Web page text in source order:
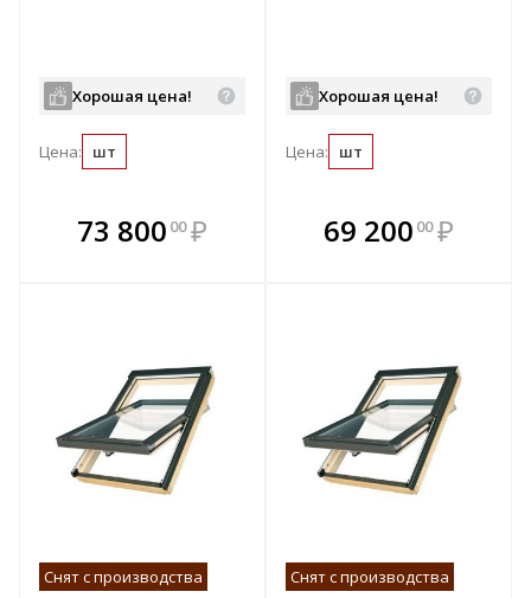
Хорошая цена!
Цена: шт
73 800 00 ₽
В комплекте
всегда выгоднее!
Хорошая цена!
Цена: шт
В комплекте
всегда выгоднее!
69 200 00 ₽
Снят с производства Снят с производства